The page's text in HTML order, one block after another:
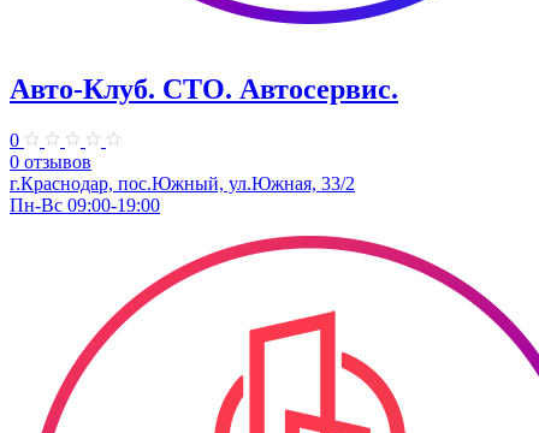
Авто-Клуб. СТО. Автосервис.
0
0 отзывов
г.Краснодар, пос.Южный, ул.Южная, 33/2
Пн-Вс 09:00-19:00